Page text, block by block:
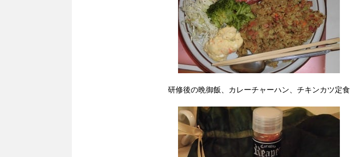
研修後の晩御飯、カレーチャーハン、チキンカツ定食